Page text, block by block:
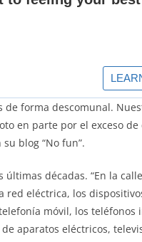
de forma descomunal.
en parte por el exceso de
blog “No fun”.
décadas. “En la
red eléctrica, los
móvil, los teléfonos
de aparatos eléctricos,